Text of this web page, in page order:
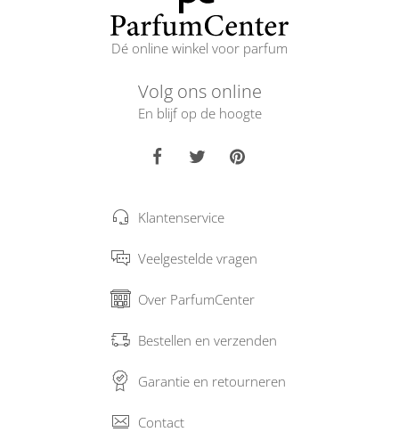
Dé online winkel voor parfum
Volg ons online
En blijf op de hoogte
Klantenservice
Veelgestelde vragen
Over ParfumCenter
Bestellen en verzenden
Garantie en retourneren
Contact